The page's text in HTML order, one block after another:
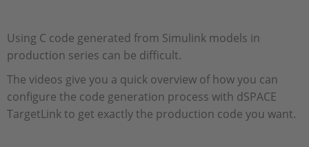
Karriere
Using C code generated from Simulink models in
production series can be difficult.
The videos give you a quick overview of how you can
configure the code generation process with dSPACE
TargetLink to get exactly the production code you want.